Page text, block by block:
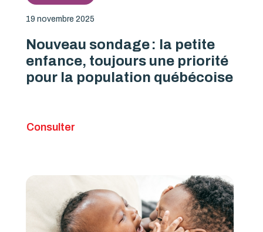
19 novembre 2025
Nouveau sondage : la petite
enfance, toujours une priorité
pour la population québécoise
Consulter